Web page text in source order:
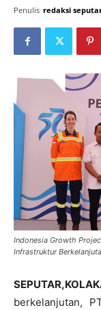
Penulis redaksi
Indonesia Growth
Infrastruktur
berkelanjutan,